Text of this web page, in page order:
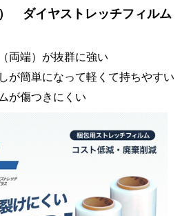
ダイヤストレッチフィルム
両端）が抜群に強い
が簡単になって軽くて持ちやすい
が傷つきにくい